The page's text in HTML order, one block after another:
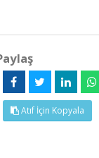
Atıf İçin Kopyala